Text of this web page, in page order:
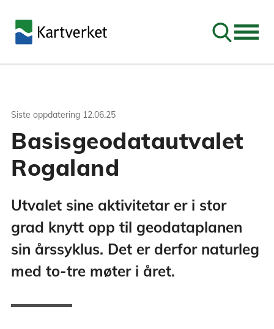
Søk
Siste oppdatering 12.06.25
Basisgeodatautvalet
Rogaland
Utvalet sine aktivitetar er i stor
grad knytt opp til geodataplanen
sin årssyklus. Det er derfor naturleg
med to-tre møter i året.